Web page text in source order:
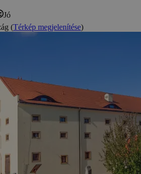
Jó
(Térkép megjelenítése)